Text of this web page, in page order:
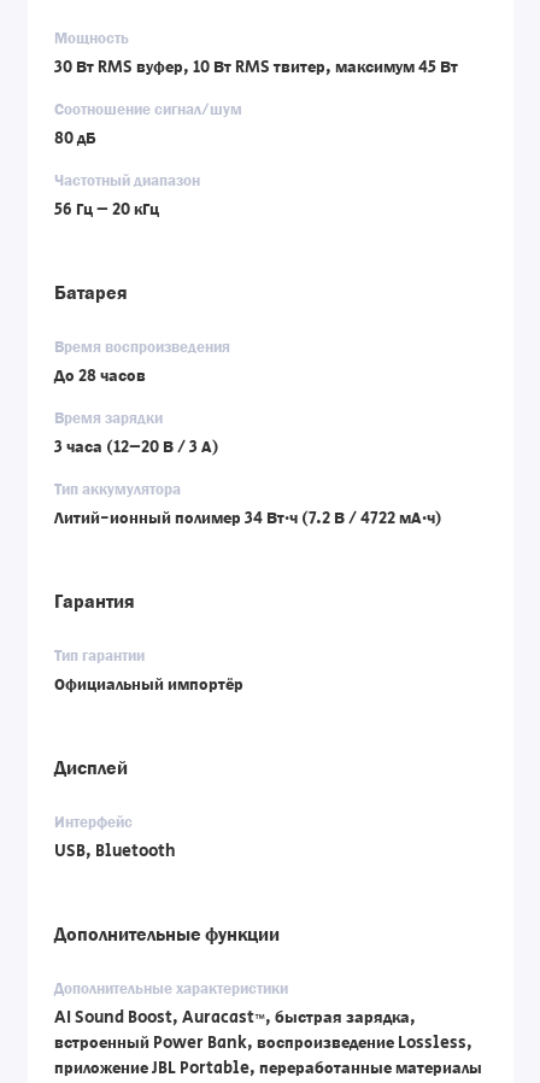
Мощность
30 Вт RMS вуфер, 10 Вт RMS твитер, максимум 45 Вт
Соотношение сигнал/шум
80 дБ
Частотный диапазон
56 Гц – 20 кГц
Батарея
Время воспроизведения
До 28 часов
Время зарядки
3 часа (12–20 В / 3 А)
Тип аккумулятора
Литий-ионный полимер 34 Вт·ч (7.2 В / 4722 мА·ч)
Гарантия
Тип гарантии
Официальный импортёр
Дисплей
Интерфейс
USB, Bluetooth
Дополнительные функции
Дополнительные характеристики
AI Sound Boost, Auracast™, быстрая зарядка,
встроенный Power Bank, воспроизведение Lossless,
приложение JBL Portable, переработанные материалы